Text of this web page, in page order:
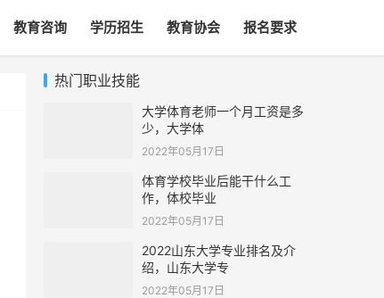
教育咨询 学历招生 教育协会 报名要求
热门职业技能
大学体育老师一个月工资是多
少，大学体
2022年05月17日
体育学校毕业后能干什么工
作，体校毕业
2022年05月17日
2022山东大学专业排名及介
绍，山东大学专
2022年05月17日